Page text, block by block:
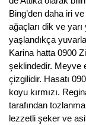
Bing’den daha iri
ağaçları dik ve
yaşlandıkça
Karina hatta 0900
şeklindedir. Meyve
çizgilidir. Hasatı
koyu kırmızı.
tarafından
lezzetli şeker ve